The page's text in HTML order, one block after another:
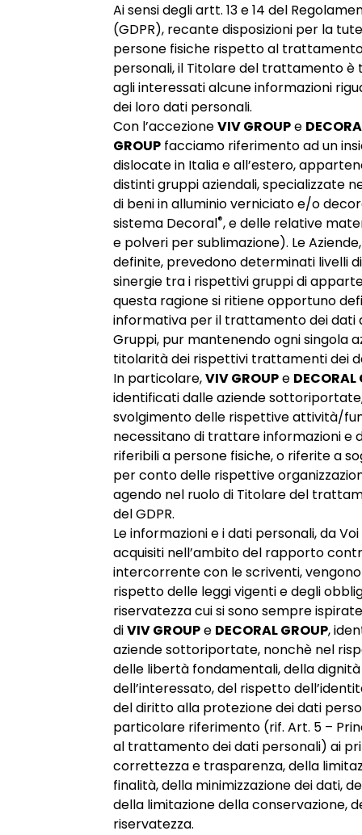
Ai sensi degli artt. 13 e 14 del
(GDPR), recante disposizioni per la
persone fisiche rispetto al
personali, il Titolare del trattamento è
agli interessati alcune informazioni
dei loro dati personali.
Con l’accezioneVIV GROUPe
GROUP facciamo riferimento ad un
dislocate in Italia e all’estero,
distinti gruppi aziendali, specializzate
di beni in alluminio verniciato e/o
sistema Decoral®, e delle relative
e polveri per sublimazione). Le
definite, prevedono determinati livelli
sinergie tra i rispettivi gruppi di
questa ragione si ritiene opportuno
informativa per il trattamento dei dati
Gruppi, pur mantenendo ogni singola
titolarità dei rispettivi trattamenti dei
In particolare,VIV GROUPe DECORAL
identificati dalle aziende
svolgimento delle rispettive attività/
necessitano di trattare informazioni e
riferibili a persone fisiche, o riferite a
per conto delle rispettive
agendo nel ruolo di Titolare del
del GDPR.
Le informazioni e i dati personali, da
acquisiti nell’ambito del rapporto
intercorrente con le scriventi,
rispetto delle leggi vigenti e degli
riservatezza cui si sono sempre
diVIV GROUPe DECORAL GROUP,
aziende sottoriportate, nonchè nel
delle libertà fondamentali, della dignità
dell’interessato, del rispetto
del diritto alla protezione dei dati
particolare riferimento (rif. Art. 5 –
al trattamento dei dati personali) ai
correttezza e trasparenza, della
finalità, della minimizzazione dei dati,
della limitazione della conservazione,
riservatezza.